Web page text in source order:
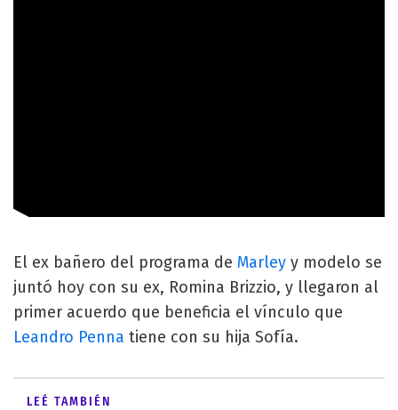
El ex bañero del programa de Marley y modelo se
juntó hoy con su ex, Romina Brizzio, y llegaron al
primer acuerdo que beneficia el vínculo que
Leandro Penna tiene con su hija Sofía.
LEÉ TAMBIÉN